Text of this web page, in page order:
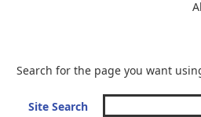
Search for the page you want
Site Search